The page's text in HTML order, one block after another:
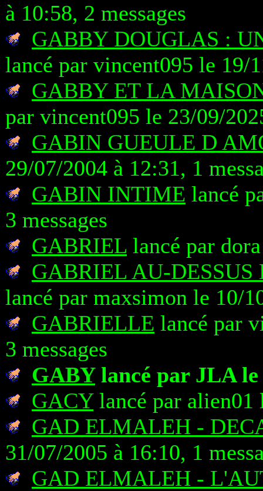
à 10:58, 2 messages
GABBY DOUGLAS :
lancé par vincent095 le 19/
GABBY ET LA
par vincent095 le 23/09/
GABIN GUEULE D
29/07/2004 à 12:31, 1
GABIN INTIME lancé
3 messages
GABRIEL lancé par
GABRIEL AU-
lancé par maxsimon le 10/
GABRIELLE lancé par
3 messages
GABYlancé par JLA le
GACYlancé par alien01
GAD ELMALEH -
31/07/2005 à 16:10, 1
GAD ELMALEH -